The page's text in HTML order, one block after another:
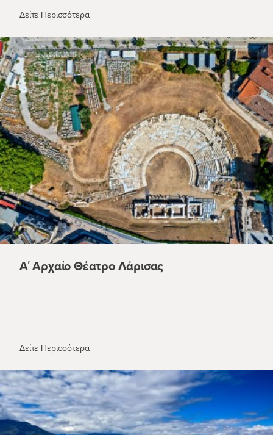
Δείτε ΠερισσότεραΗ Φορεσιά της Καραγκούνας στον Παλαμά
Α΄ Αρχαίο Θέατρο Λάρισας
Δείτε ΠερισσότεραΑ΄ Αρχαίο Θέατρο Λάρισας